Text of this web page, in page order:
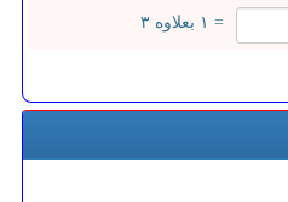
= ۱ بعلاوه ۳